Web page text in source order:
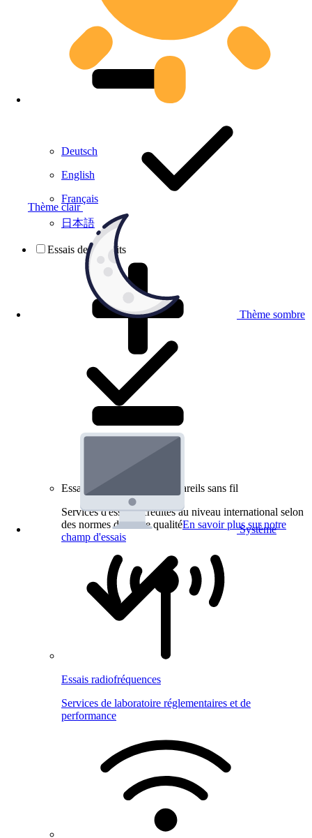
Thème clair
Thème sombre
Système
Deutsch
English
Français
日本語
Essais de produits
Essais de produits pour appareils sans fil
Services d'essai accrédités au niveau international selon
des normes de haute qualitéEn savoir plus sur notre
champ d'essais
Essais radiofréquences
Services de laboratoire réglementaires et de
performance